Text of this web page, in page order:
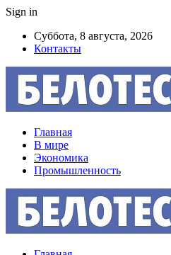
Sign in
Суббота, 8 августа, 2026
Контакты
Главная
В мире
Экономика
Промышленность